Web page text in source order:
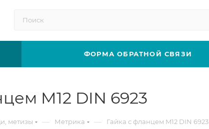
ФОРМА ОБРАТНОЙ СВЯЗИ
M12 DIN 6923
метизы — Метрика — Гайка с фланцем M12 DIN 6923